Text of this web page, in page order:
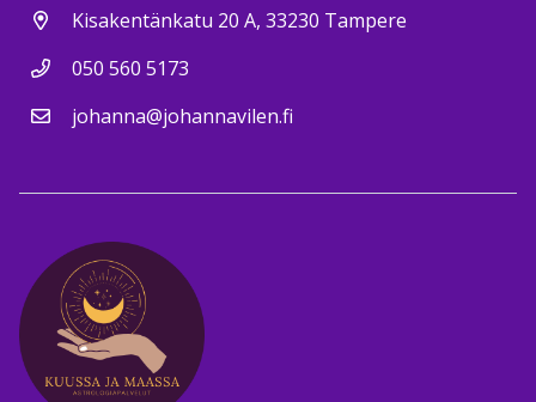
Kisakentänkatu 20 A, 33230 Tampere
050 560 5173
johanna@johannavilen.fi